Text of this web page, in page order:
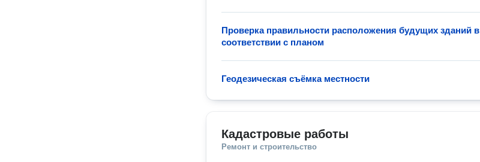
Проверка правильности расположения будущих зданий в
соответствии с планом
Геодезическая съёмка местности
Кадастровые работы
Ремонт и строительство